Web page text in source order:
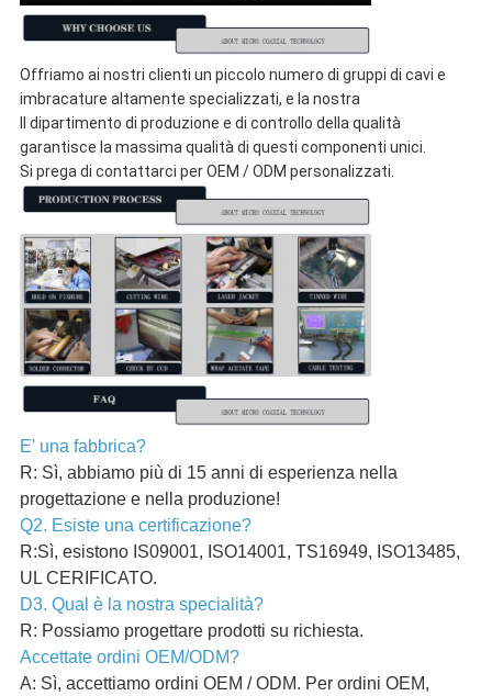
Offriamo ai nostri clienti un piccolo numero di gruppi di cavi e
imbracature altamente specializzati, e la nostra
Il dipartimento di produzione e di controllo della qualità
garantisce la massima qualità di questi componenti unici.
Si prega di contattarci per OEM / ODM personalizzati.
E' una fabbrica?
R: Sì, abbiamo più di 15 anni di esperienza nella
progettazione e nella produzione!
Q2. Esiste una certificazione?
R:Sì, esistono IS09001, ISO14001, TS16949, ISO13485,
UL CERIFICATO.
D3. Qual è la nostra specialità?
R: Possiamo progettare prodotti su richiesta.
Accettate ordini OEM/ODM?
A: Sì, accettiamo ordini OEM / ODM. Per ordini OEM,